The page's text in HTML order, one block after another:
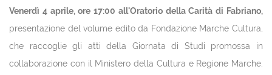
Venerdì 4 aprile, ore 17:00 all'Oratorio della Carità di Fabriano,
presentazione del volume edito da Fondazione Marche Cultura,
che raccoglie gli atti della Giornata di Studi promossa in
collaborazione con il Ministero della Cultura e Regione Marche.